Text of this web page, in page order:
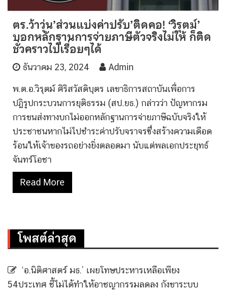
ตร.ว้าวุ่น’ส่วนแบ่งค่าปรับ’ติดคอ! ‘วิรุตม์’
บอกหลักฐานการจ่ายภาษีตัวจริงไม่ให้ ก็ติด
ชั่วคราวไปเรื่อยๆได้
ธันวาคม 23, 2024 Admin
พ.ต.อ.วิรุตม์ ศิริสวัสดิบุตร เลขาธิการสถาบันเพื่อการ
ปฏิรูปกระบวนการยุติธรรม (สป.ยธ.) กล่าวว่า ปัญหากรม
การขนส่งทางบกไม่ออกหลักฐานการจ่ายภาษีฉบับจริงให้
ประชาชนหากไม่ไปชำระค่าปรับจราจรซึ่งสร้างความเดือด
ร้อนให้เจ้าของรถอย่างยิ่งตลอดมา นับแต่พลเอกประยุทธ์
จันทร์โอชา
Read More
โพสต์ล่าสุด
‘อ.นิติศาสตร์ มธ.’ เผยโทษประหารเหลือเพียง
54ประเทศ ชี้ไม่ได้ทำให้อาชญากรรมลดลง กังขาระบบ